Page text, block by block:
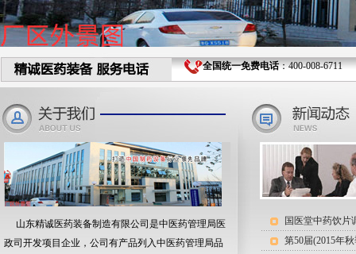
全国统一免费电话：400-008-
山东精诚医药装备制造有限公司是中医药管理局医
政司开发项目企业，公司有产品列入中医药管理局品
国医堂中药饮片